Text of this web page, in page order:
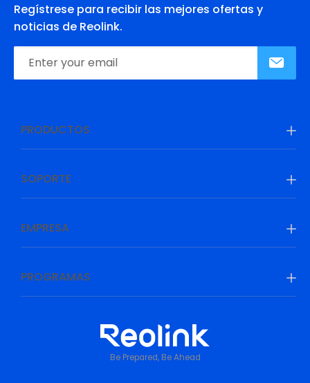
Regístrese para recibir las mejores ofertas y
noticias de Reolink.
PRODUCTOS
SOPORTE
EMPRESA
PROGRAMAS
Be Prepared, Be Ahead